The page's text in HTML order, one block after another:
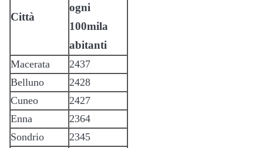
Città
ogni
100mila
abitanti
Macerata
2437
Belluno
2428
Cuneo
2427
Enna
2364
Sondrio
2345